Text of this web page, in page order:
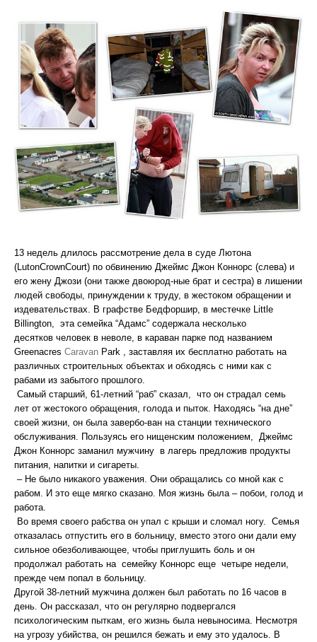
13 недель длилось рассмотрение дела в суде Лютона
(LutonCrownCourt) по обвинению Джеймс Джон Коннорс (слева) и
его жену Джози (они также двоюрод-ные брат и сестра) в лишении
людей свободы, принуждении к труду, в жестоком обращении и
издевательствах. В графстве Бедфоршир, в местечке Little
Billington, эта семейка “Адамс” содержала несколько
десятков человек в неволе, в караван парке под названием
Greenacres Caravan Park , заставляя их бесплатно работать на
различных строительных объектах и обходясь с ними как с
рабами из забытого прошлого.
Самый старший, 61-летний “раб” сказал, что он страдал семь
лет от жестокого обращения, голода и пыток. Находясь “на дне”
своей жизни, он была завербо-ван на станции технического
обслуживания. Пользуясь его нищенским положением, Джеймс
Джон Коннорс заманил мужчину в лагерь предложив продукты
питания, напитки и сигареты.
– Не было никакого уважения. Они обращались со мной как с
рабом. И это еще мягко сказано. Моя жизнь была – побои, голод и
работа.
Во время своего рабства он упал с крыши и сломал ногу. Семья
отказалась отпустить его в больницу, вместо этого они дали ему
сильное обезболивающее, чтобы приглушить боль и он
продолжал работать на семейку Коннорс еще четыре недели,
прежде чем попал в больницу.
Другой 38-летний мужчина должен был работать по 16 часов в
день. Он рассказал, что он регулярно подвергался
психологическим пыткам, его жизнь была невыносима. Несмотря
на угрозу убийства, он решился бежать и ему это удалось. В